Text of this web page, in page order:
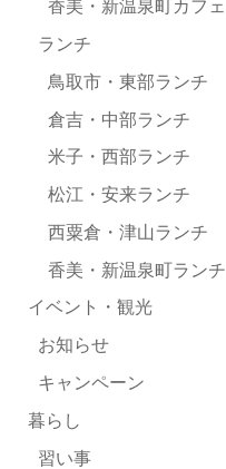
香美・新温泉町カフェ
ランチ
鳥取市・東部ランチ
倉吉・中部ランチ
米子・西部ランチ
松江・安来ランチ
西粟倉・津山ランチ
香美・新温泉町ランチ
イベント・観光
お知らせ
キャンペーン
暮らし
習い事